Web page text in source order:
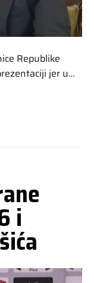
Republike
jer u…
i